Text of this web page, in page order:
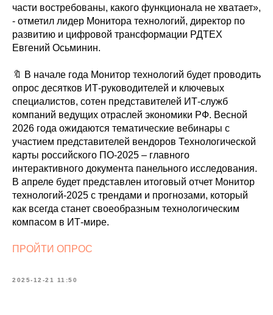
части востребованы, какого функционала не хватает»,
- отметил лидер Монитора технологий, директор по
развитию и цифровой трансформации РДТЕХ
Евгений Осьминин.
🔖 В начале года Монитор технологий будет проводить
опрос десятков ИТ-руководителей и ключевых
специалистов, сотен представителей ИТ-служб
компаний ведущих отраслей экономики РФ. Весной
2026 года ожидаются тематические вебинары с
участием представителей вендоров Технологической
карты российского ПО-2025 – главного
интерактивного документа панельного исследования.
В апреле будет представлен итоговый отчет Монитор
технологий-2025 с трендами и прогнозами, который
как всегда станет своеобразным технологическим
компасом в ИТ-мире.
ПРОЙТИ ОПРОС
2025-12-21 11:50